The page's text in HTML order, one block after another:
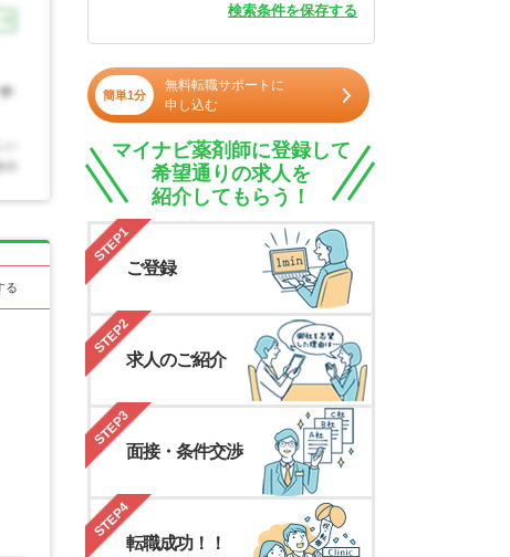
る
検索条件を保存する
簡単1分
無料転職サポートに
申し込む
マイナビ薬剤師に登録して
希望通りの求人を
紹介してもらう！
STEP1
ご登録
STEP2
求人のご紹介
STEP3
面接・条件交渉
STEP4
転職成功！！